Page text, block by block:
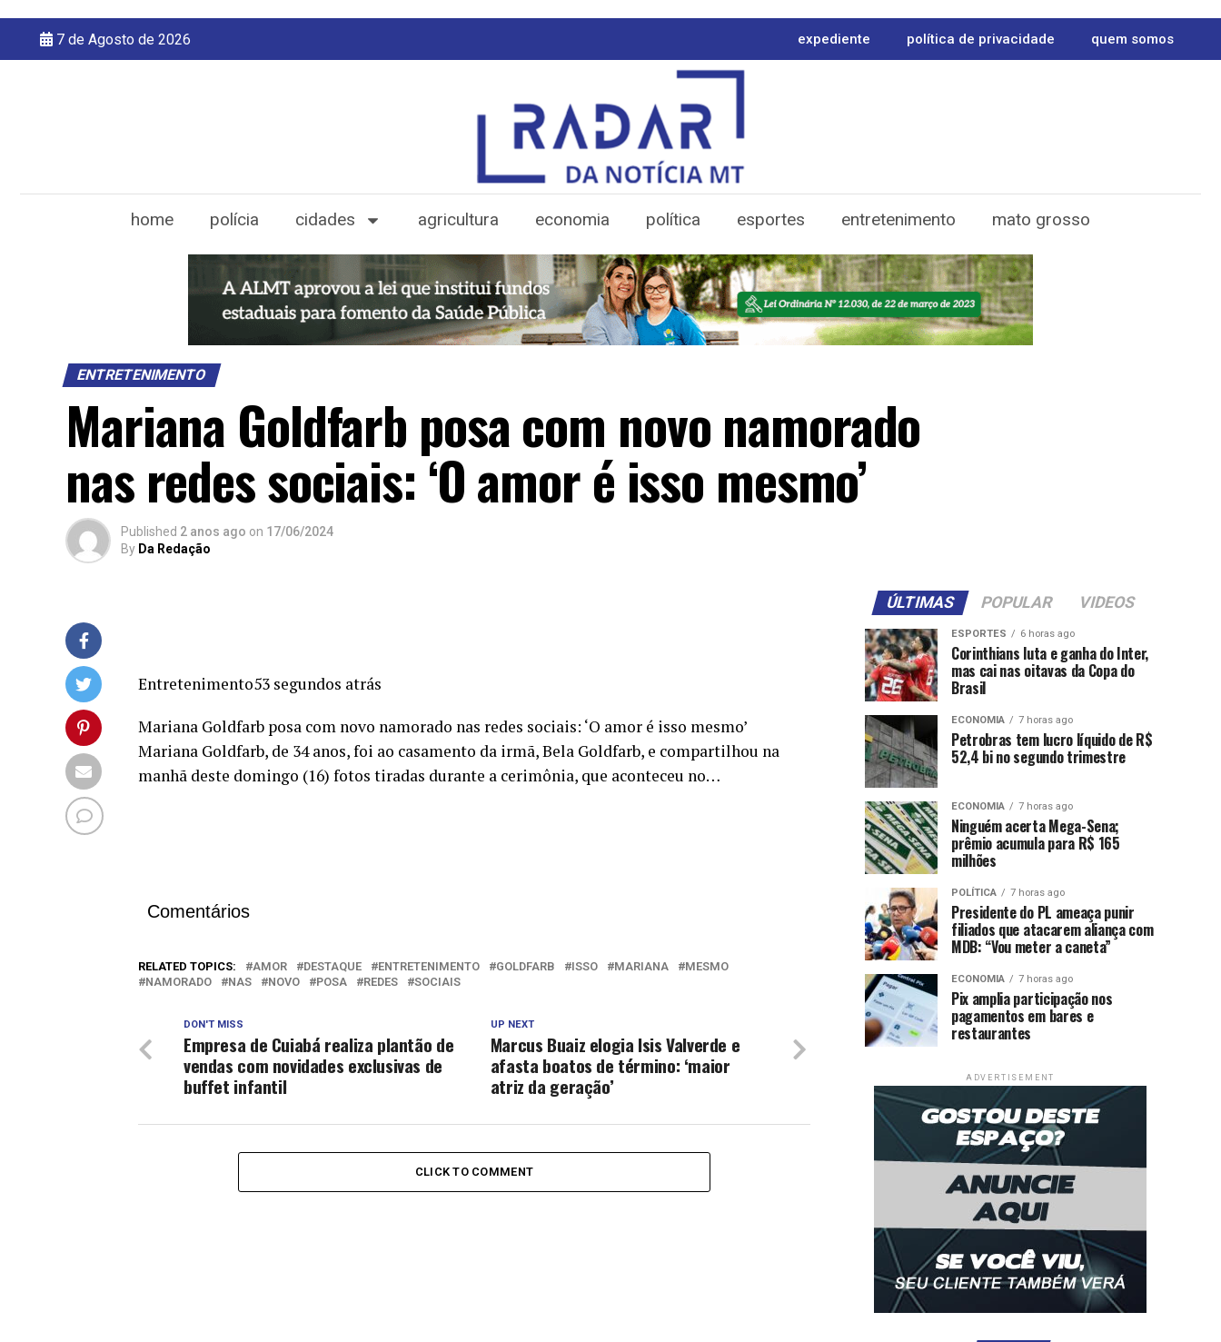
7 de Agosto de 2026 expediente política de privacidade quem somos
home polícia cidades agricultura economia política esportes entretenimento mato grosso
ENTRETENIMENTO
Mariana Goldfarb posa com novo namorado
nas redes sociais: ‘O amor é isso mesmo’
Published 2 anos ago on 17/06/2024
By Da Redação
Entretenimento53 segundos atrás
Mariana Goldfarb posa com novo namorado nas redes sociais: ‘O amor é isso mesmo’
Mariana Goldfarb, de 34 anos, foi ao casamento da irmã, Bela Goldfarb, e compartilhou na
manhã deste domingo (16) fotos tiradas durante a cerimônia, que aconteceu no…
Comentários
RELATED TOPICS: AMOR DESTAQUE ENTRETENIMENTO GOLDFARB ISSO MARIANA
MESMO
NAMORADO
NAS NOVO POSA REDES SOCIAIS
UP NEXT
Marcus Buaiz elogia Isis Valverde e
afasta boatos de término: ‘maior
atriz da geração’
DON'T MISS
Empresa de Cuiabá realiza plantão de
vendas com novidades exclusivas de
buffet infantil
CLICK TO COMMENT
ÚLTIMAS POPULAR VIDEOS
ESPORTES 6 horas ago
Corinthians luta e ganha do Inter,
mas cai nas oitavas da Copa do
Brasil
ECONOMIA 7 horas ago
Petrobras tem lucro líquido de R$
52,4 bi no segundo trimestre
ECONOMIA 7 horas ago
Ninguém acerta Mega-Sena;
prêmio acumula para R$ 165
milhões
POLÍTICA 7 horas ago
Presidente do PL ameaça punir
filiados que atacarem aliança com
MDB: “Vou meter a caneta”
ECONOMIA 7 horas ago
Pix amplia participação nos
pagamentos em bares e
restaurantes
ADVERTISEMENT